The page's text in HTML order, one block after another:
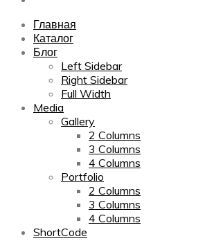
Главная
Каталог
Блог
Left Sidebar
Right Sidebar
Full Width
Media
Gallery
2 Columns
3 Columns
4 Columns
Portfolio
2 Columns
3 Columns
4 Columns
ShortCode